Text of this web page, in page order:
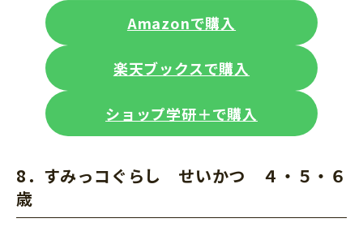
Amazonで購入
楽天ブックスで購入
ショップ学研＋で購入
8．すみっコぐらし せいかつ ４・５・６
歳